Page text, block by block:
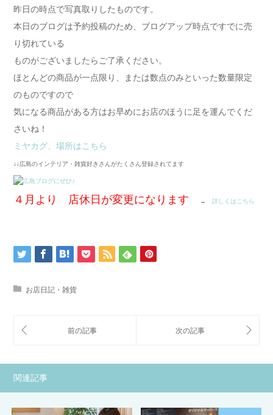
昨日の時点で写真取りしたものです。
本日のブログは予約投稿のため、ブログアップ時点ですでに売
り切れている
ものがございましたらご了承ください。
ほとんどの商品が一点限り、または数点のみといった数量限定
のものですので
気になる商品がある方はお早めにお店のほうに足を運んでくだ
さいね！
ミヤカグ、場所はこちら
↓↓広島のインテリア・雑貨好きさんがたくさん登録されてます
４月より 店休日が変更になります → 詳しくはこちら
お店日記・雑貨
関連記事